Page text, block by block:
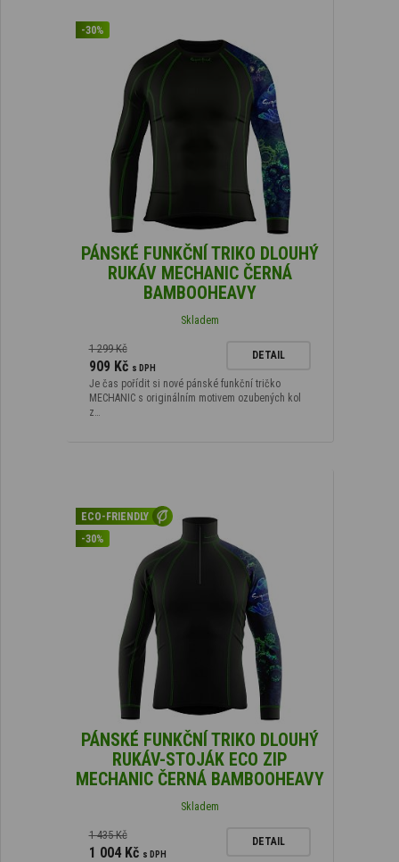
-30%
PÁNSKÉ FUNKČNÍ TRIKO DLOUHÝ
RUKÁV MECHANIC ČERNÁ
BAMBOOHEAVY
Skladem
1 299 Kč
909 Kč s DPH
DETAIL
Je čas pořídit si nové pánské funkční tričko
MECHANIC s originálním motivem ozubených kol
z…
ECO-FRIENDLY
-30%
PÁNSKÉ FUNKČNÍ TRIKO DLOUHÝ
RUKÁV-STOJÁK ECO ZIP
MECHANIC ČERNÁ BAMBOOHEAVY
Skladem
1 435 Kč
1 004 Kč s DPH
DETAIL